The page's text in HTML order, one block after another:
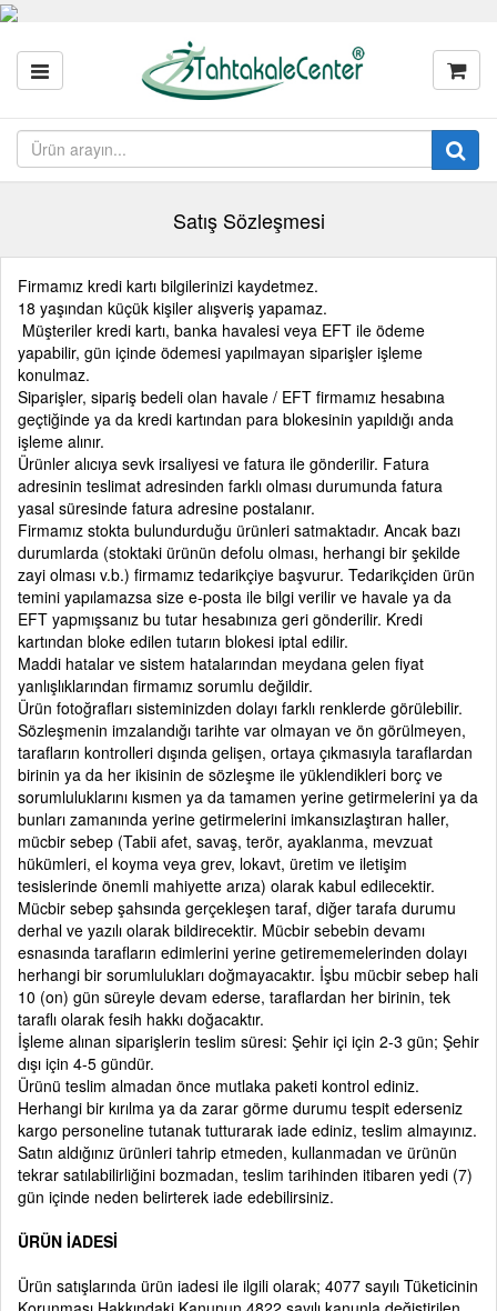
Satış Sözleşmesi
Firmamız kredi kartı bilgilerinizi kaydetmez.
18 yaşından küçük kişiler alışveriş yapamaz.
Müşteriler kredi kartı, banka havalesi veya EFT ile ödeme
yapabilir, gün içinde ödemesi yapılmayan siparişler işleme
konulmaz.
Siparişler, sipariş bedeli olan havale / EFT firmamız hesabına
geçtiğinde ya da kredi kartından para blokesinin yapıldığı anda
işleme alınır.
Ürünler alıcıya sevk irsaliyesi ve fatura ile gönderilir. Fatura
adresinin teslimat adresinden farklı olması durumunda fatura
yasal süresinde fatura adresine postalanır.
Firmamız stokta bulundurduğu ürünleri satmaktadır. Ancak bazı
durumlarda (stoktaki ürünün defolu olması, herhangi bir şekilde
zayi olması v.b.) firmamız tedarikçiye başvurur. Tedarikçiden ürün
temini yapılamazsa size e-posta ile bilgi verilir ve havale ya da
EFT yapmışsanız bu tutar hesabınıza geri gönderilir. Kredi
kartından bloke edilen tutarın blokesi iptal edilir.
Maddi hatalar ve sistem hatalarından meydana gelen fiyat
yanlışlıklarından firmamız sorumlu değildir.
Ürün fotoğrafları sisteminizden dolayı farklı renklerde görülebilir.
Sözleşmenin imzalandığı tarihte var olmayan ve ön görülmeyen,
tarafların kontrolleri dışında gelişen, ortaya çıkmasıyla taraflardan
birinin ya da her ikisinin de sözleşme ile yüklendikleri borç ve
sorumluluklarını kısmen ya da tamamen yerine getirmelerini ya da
bunları zamanında yerine getirmelerini imkansızlaştıran haller,
mücbir sebep (Tabii afet, savaş, terör, ayaklanma, mevzuat
hükümleri, el koyma veya grev, lokavt, üretim ve iletişim
tesislerinde önemli mahiyette arıza) olarak kabul edilecektir.
Mücbir sebep şahsında gerçekleşen taraf, diğer tarafa durumu
derhal ve yazılı olarak bildirecektir. Mücbir sebebin devamı
esnasında tarafların edimlerini yerine getirememelerinden dolayı
herhangi bir sorumlulukları doğmayacaktır. İşbu mücbir sebep hali
10 (on) gün süreyle devam ederse, taraflardan her birinin, tek
taraflı olarak fesih hakkı doğacaktır.
İşleme alınan siparişlerin teslim süresi: Şehir içi için 2-3 gün; Şehir
dışı için 4-5 gündür.
Ürünü teslim almadan önce mutlaka paketi kontrol ediniz.
Herhangi bir kırılma ya da zarar görme durumu tespit ederseniz
kargo personeline tutanak tutturarak iade ediniz, teslim almayınız.
Satın aldığınız ürünleri tahrip etmeden, kullanmadan ve ürünün
tekrar satılabilirliğini bozmadan, teslim tarihinden itibaren yedi (7)
gün içinde neden belirterek iade edebilirsiniz.
ÜRÜN İADESİ
Ürün satışlarında ürün iadesi ile ilgili olarak; 4077 sayılı Tüketicinin